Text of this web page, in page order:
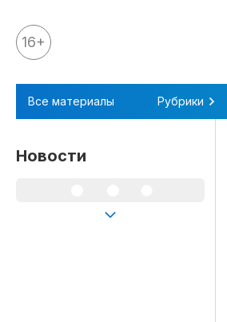
Все материалы
Аналитика
Аналитика
16+
Все материалы Рубрики
Новости